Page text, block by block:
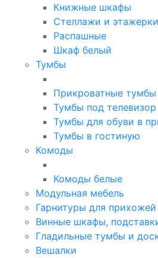
Книжные шкафы
Стеллажи и этажерки
Распашные
Шкаф белый
Тумбы
Прикроватные тумбы
Тумбы под телевизор
Тумбы для обуви в
Тумбы в гостиную
Комоды
Комоды белые
Модульная мебель
Гарнитуры для прихожей
Винные шкафы,
Гладильные тумбы и
Вешалки